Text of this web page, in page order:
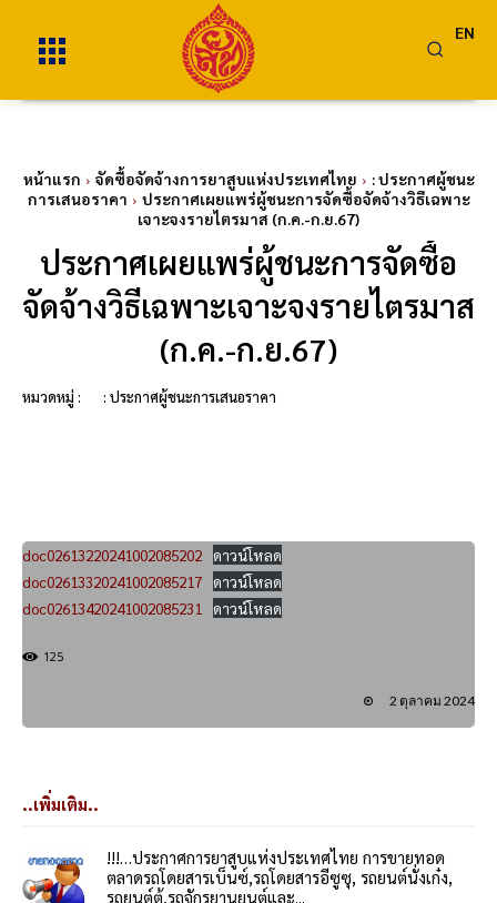
EN
หน้าแรก จัดซื้อจัดจ้างการยาสูบแห่งประเทศไทย
: ประกาศผู้ชนะ
การเสนอราคา
ประกาศเผยแพร่ผู้ชนะการจัดซื้อจัดจ้างวิธีเฉพาะ
เจาะจงรายไตรมาส (ก.ค.-ก.ย.67)
ประกาศเผยแพร่ผู้ชนะการจัดซื้อ
จัดจ้างวิธีเฉพาะเจาะจงรายไตรมาส
(ก.ค.-ก.ย.67)
หมวดหมู่ : : ประกาศผู้ชนะการเสนอราคา
doc02613220241002085202
ดาวน์โหลด
doc02613320241002085217
ดาวน์โหลด
doc02613420241002085231
ดาวน์โหลด
125
2 ตุลาคม 2024
..เพิ่มเติม..
!!!…ประกาศการยาสูบแห่งประเทศไทย การขายทอด
ตลาดรถโดยสารเบ็นซ์,รถโดยสารอีซูซุ, รถยนต์นั่งเก๋ง,
รถยนต์ตู้,รถจักรยานยนต์และ...